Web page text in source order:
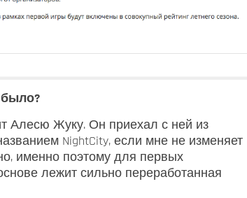
было?
Алесю Жуку. Он приехал с ней из
NightCity, если мне не изменяет
именно поэтому для первых
лежит сильно переработанная